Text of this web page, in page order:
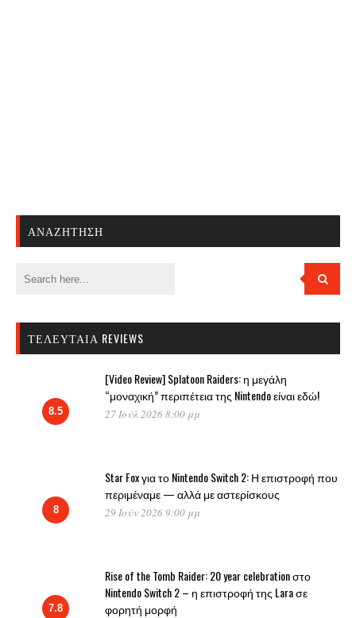
ΑΝΑΖΉΤΗΣΗ
ΤΕΛΕΥΤΑΊΑ REVIEWS
8.5
[Video Review] Splatoon Raiders: η μεγάλη
“μοναχική” περιπέτεια της Nintendo είναι εδώ!
27 Ιούλ 2026 8:00 μμ
8
Star Fox για το Nintendo Switch 2: Η επιστροφή που
περιμέναμε — αλλά με αστερίσκους
29 Ιούν 2026 9:00 μμ
7.8
Rise of the Tomb Raider: 20 year celebration στο
Nintendo Switch 2 – η επιστροφή της Lara σε
φορητή μορφή